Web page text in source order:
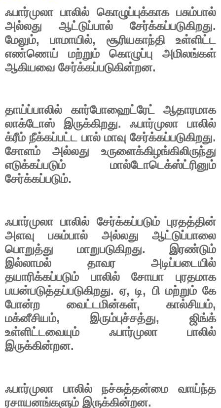
ஃபார்முலா பாலில் கொழுப்புக்காக பசும்பால்
அல்லது
ஆட்டுப்பால் சேர்க்கப்படுகிறது.
மேலும்,பாமாயில், சூரியகாந்தி
உள்ளிட்ட
எண்ணெய்
மற்றும் கொழுப்பு
அமிலங்கள்
ஆகியவை சேர்க்கப்படுகின்றன.
தாய்ப்பாலில் கார்போஹைட்ரேட்
ஆதாரமாக
லாக்டோஸ்
இருக்கிறது.ஃபார்முலா
பாலில்
க்ரீம் நீக்கப்பட்ட பால் மாவு சேர்க்கப்படுகிறது.
சோளம் அல்லது
உருளைக்கிழங்கிலிருந்து
எடுக்கப்படும்
மால்டோடெக்ஸ்ட்ரினும்
சேர்க்கப்படும்.
ஃபார்முலா பாலில் சேர்க்கப்படும் புரதத்தின்
அளவு
பசும்பால் அல்லது
ஆட்டுப்பாலை
பொறுத்து
மாறுபடுகிறது. இரண்டும்
இல்லாமல்
தாவர
அடிப்படையில்
தயாரிக்கப்படும்
பாலில் சோயா
புரதமாக
பயன்படுத்தப்படுகிறது.ஏ,டி, பி மற்றும் கே
போன்ற
வைட்டமின்கள், கால்சியம்,
மக்னீசியம், இரும்புச்சத்து, ஜிங்க்
உள்ளிட்டவையும்
ஃபார்முலா
பாலில்
இருக்கின்றன.
ஃபார்முலா பாலில் நச்சுத்தன்மை
வாய்ந்த
ரசாயனங்களும் இருக்கின்றன.